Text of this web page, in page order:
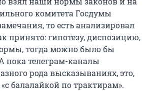
комитета Госдумы
то есть анализировал
принято: гипотезу, диспозицию,
тогда можно было бы
пока телеграм-каналы
рода высказываниях, это,
балалайкой по трактирам».